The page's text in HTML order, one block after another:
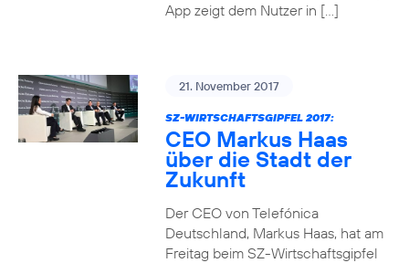
App zeigt dem Nutzer in […]
21. November 2017
SZ-WIRTSCHAFTSGIPFEL 2017:
CEO Markus Haas
über die Stadt der
Zukunft
Der CEO von Telefónica
Deutschland, Markus Haas, hat am
Freitag beim SZ-Wirtschaftsgipfel